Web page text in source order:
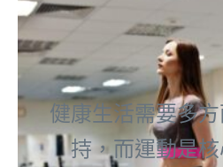
健康生活需要多
持，而運動是